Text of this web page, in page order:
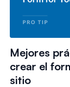
Mejores
crear el
sitio